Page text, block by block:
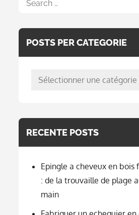
POSTS PER CATEGORIE
posts
RECENTE POSTS
Epingle a cheveux en
: de la trouvaille de plage
main